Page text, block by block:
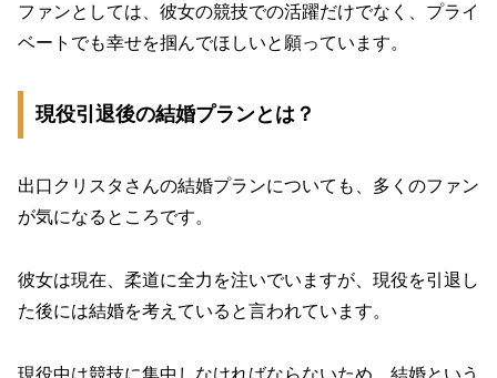
ファンとしては、彼女の競技での活躍だけでなく、プライ
ベートでも幸せを掴んでほしいと願っています。
現役引退後の結婚プランとは？
出口クリスタさんの結婚プランについても、多くのファン
が気になるところです。
彼女は現在、柔道に全力を注いでいますが、現役を引退し
た後には結婚を考えていると言われています。
現役中は競技に集中しなければならないため、結婚という